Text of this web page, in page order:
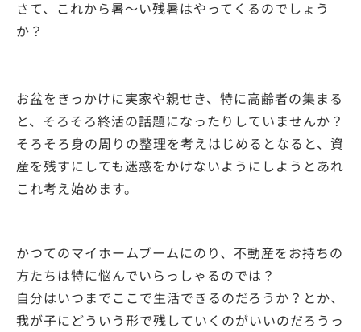
さて、これから暑～い残暑はやってくるのでしょう
か？
お盆をきっかけに実家や親せき、特に高齢者の集まる
と、そろそろ終活の話題になったりしていませんか？
そろそろ身の周りの整理を考えはじめるとなると、資
産を残すにしても迷惑をかけないようにしようとあれ
これ考え始めます。
かつてのマイホームブームにのり、不動産をお持ちの
方たちは特に悩んでいらっしゃるのでは？
自分はいつまでここで生活できるのだろうか？とか、
我が子にどういう形で残していくのがいいのだろうっ